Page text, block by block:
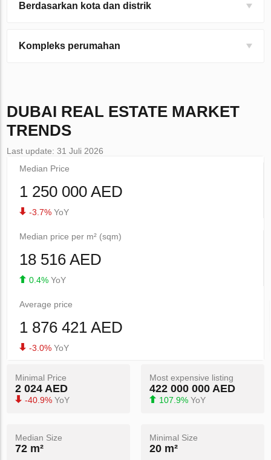
Berdasarkan kota dan distrik
Kompleks perumahan
DUBAI REAL ESTATE MARKET
TRENDS
Last update: 31 Juli 2026
Median Price
1 250 000 AED
-3.7% YoY
Median price per m² (sqm)
18 516 AED
0.4% YoY
Average price
1 876 421 AED
-3.0% YoY
Minimal Price
2 024 AED
-40.9% YoY
Most expensive listing
422 000 000 AED
107.9% YoY
Median Size
72 m²
Minimal Size
20 m²